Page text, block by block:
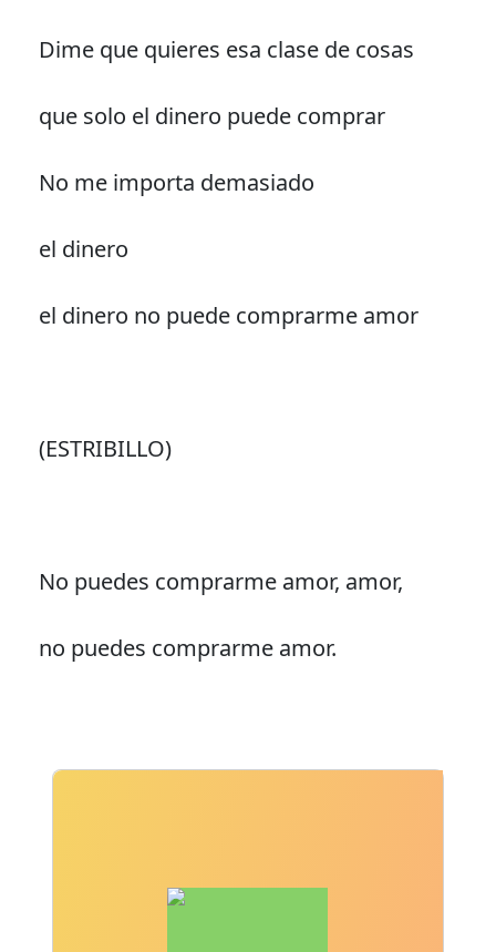
Dime que quieres esa clase de cosas
que solo el dinero puede comprar
No me importa demasiado
el dinero
el dinero no puede comprarme amor
(ESTRIBILLO)
No puedes comprarme amor, amor,
no puedes comprarme amor.